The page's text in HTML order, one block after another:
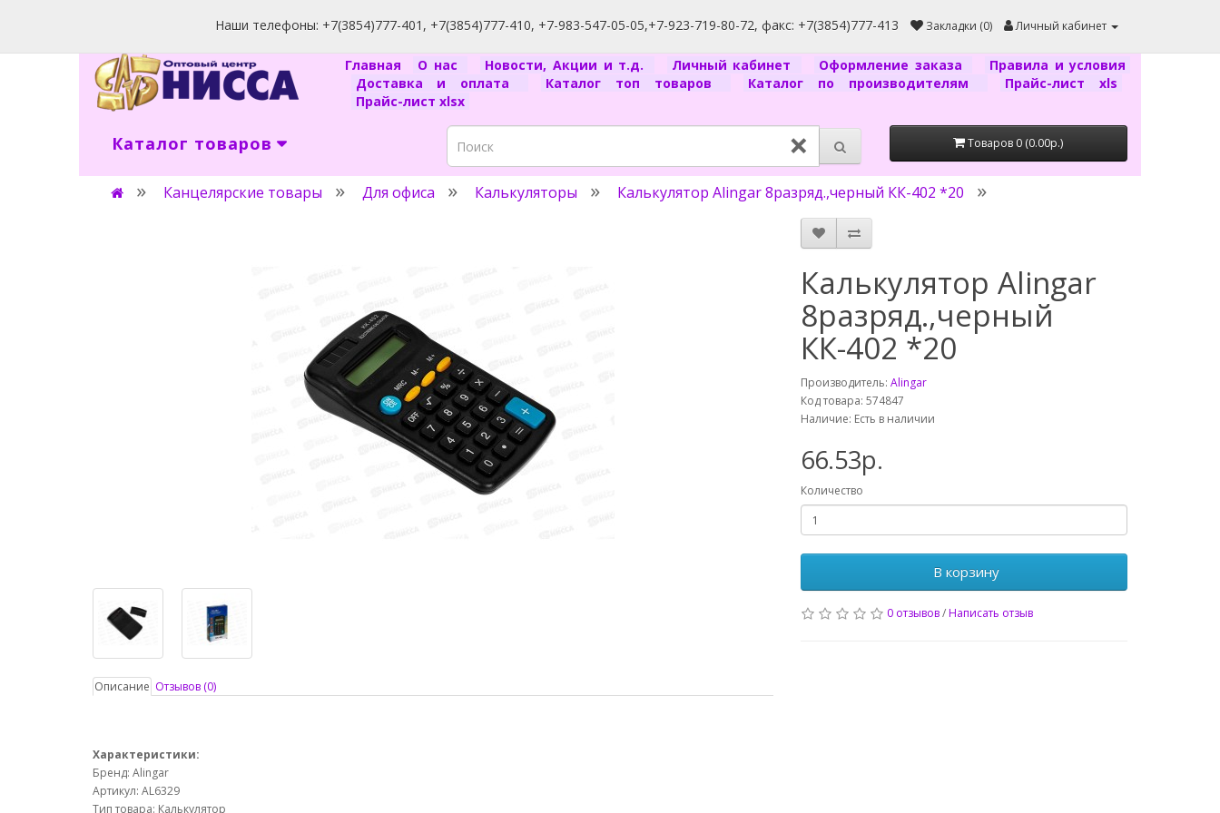
Наши телефоны: +7(3854)777-401, +7(3854)777-410, +7-983-547-05-05,+7-923-719-80-72, факс: +7(3854)777-413 Закладки (0) Личный кабинет
Главная О нас Новости, Акции и т.д. Личный кабинет Оформление заказа
Правила и условия
Доставка и оплата
Каталог топ товаров Каталог по производителям
Прайс-лист xls
Прайс-лист xlsx
Каталог товаров × Товаров 0 (0.00р.)
Канцелярские товары Для офиса Калькуляторы Калькулятор Alingar 8разряд.,черный КК-402 *20
Описание Отзывов (0)
Характеристики:
Бренд: Alingar
Артикул: AL6329
Тип товара: Калькулятор
Калькулятор Alingar
8разряд.,черный
КК-402 *20
Производитель: Alingar
Код товара: 574847
Наличие: Есть в наличии
66.53р.
Количество
В корзину
0 отзывов/Написать отзыв